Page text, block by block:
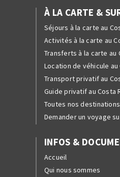
À LA CARTE &
Séjours à la carte au
Activités à la carte au
Transferts à la carte au
Location de véhicule au
Transport privatif au
Guide privatif au Costa
Toutes nos
Demander un voyage
INFOS &
Accueil
Qui nous sommes